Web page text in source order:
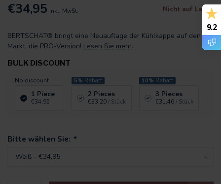
€34,95 Inkl. MwSt. Nicht auf Lager
BERTSCHAT® bringt eine Neuauflage der Kühlkappe auf den
Markt, die PRO-Version! Lesen Sie mehr.
BULK DISCOUNT
No discount
1 Piece
€34,95
5% Rabatt
2 Pieces
€33,20 / Stück
10% Rabatt
3 Pieces
€31,46 / Stück
Bitte wählen Sie: *
9.2